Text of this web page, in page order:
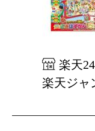
楽天
楽天ジャ